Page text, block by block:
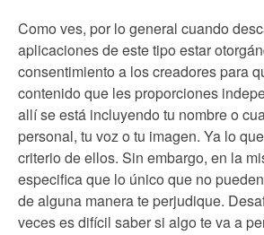
Como ves, por lo general cuando
aplicaciones de este tipo estar
consentimiento a los creadores para
contenido que les proporciones
allí se está incluyendo tu nombre o
personal, tu voz o tu imagen. Ya lo
criterio de ellos. Sin embargo, en la
especifica que lo único que no
de alguna manera te perjudique.
veces es difícil saber si algo te va a